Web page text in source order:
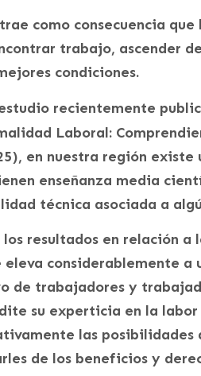
como consecuencia
trabajo, ascender
condiciones.
recientemente
Laboral:
en nuestra región existe
enseñanza media
técnica asociada a
los resultados en relación
considerablemente a
de trabajadores y
su experticia en la
las
de los beneficios y